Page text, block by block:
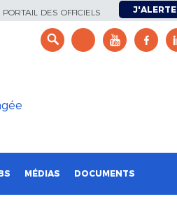
PORTAIL DES OFFICIELS J'ALERTE
MÉDIAS DOCUMENTS